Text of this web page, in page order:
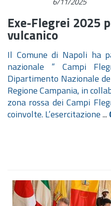
Exe-Flegrei 2025
vulcanico
Il Comune di Napoli ha
nazionale “ Campi
Dipartimento Nazionale
Regione Campania, in
zona rossa dei Campi
coinvolte. L’esercitazione...